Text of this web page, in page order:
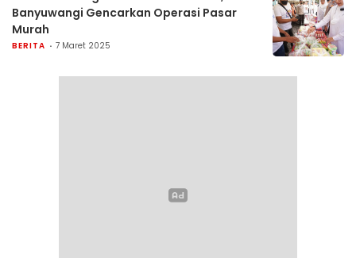
Banyuwangi Gencarkan Operasi Pasar
Murah
BERITA 7 Maret 2025